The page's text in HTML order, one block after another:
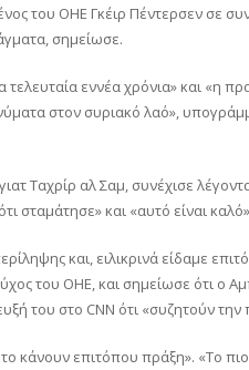
του ΟΗΕ Γκέιρ Πέντερσεν σε
σημείωσε.
εννέα χρόνια» και «η
στον συριακό λαό»,
Ταχρίρ αλ Σαμ, συνέχισε
σταμάτησε» και «αυτό είναι
και, ειλικρινά είδαμε
του ΟΗΕ, και σημείωσε ότι ο
του στο CNN ότι «συζητούν
κάνουν επιτόπου πράξη». «Το